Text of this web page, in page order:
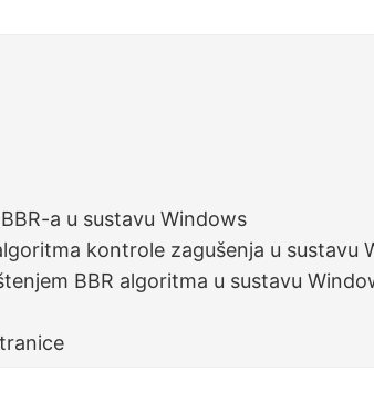
a u sustavu Windows
kontrole zagušenja u sustavu
BBR algoritma u sustavu